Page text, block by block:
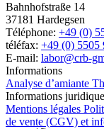
Bahnhofstraße 14
37181 Hardegsen
Téléphone: +49 (0)
téléfax: +49 (0) 5505
E-mail: labor@crb-
Informations
Analyse d’amiante
Informations
Mentions légales
de vente (CGV) et